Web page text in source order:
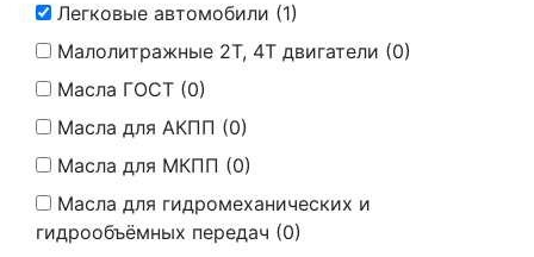
Легковые автомобили (1)
Малолитражные 2Т, 4Т двигатели (0)
Масла ГОСТ (0)
Масла для АКПП (0)
Масла для МКПП (0)
Масла для гидромеханических и
гидрообъёмных передач (0)